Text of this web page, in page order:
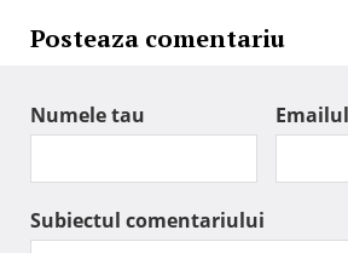
Posteaza comentariu
Numele tau
Subiectul comentariului